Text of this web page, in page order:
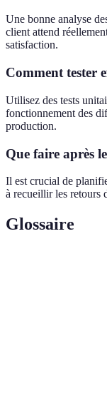
Une bonne analyse
client attend
satisfaction.
Comment tester
Utilisez des tests
fonctionnement des
production.
Que faire après
Il est crucial de
à recueillir les retours
Glossaire